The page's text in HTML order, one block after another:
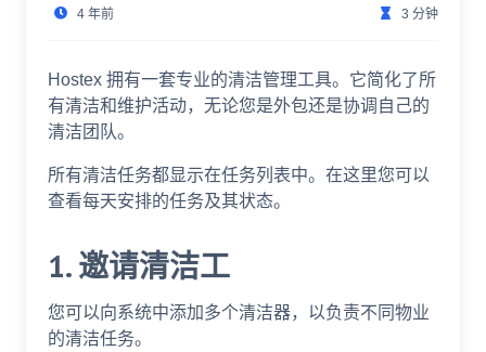
4 年前 3 分钟
Hostex 拥有一套专业的清洁管理工具。它简化了所
有清洁和维护活动，无论您是外包还是协调自己的
清洁团队。
所有清洁任务都显示在任务列表中。在这里您可以
查看每天安排的任务及其状态。
1. 邀请清洁工
您可以向系统中添加多个清洁器，以负责不同物业
的清洁任务。